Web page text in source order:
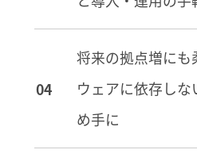
将来の拠点増にも
ウェアに依存し
め手に